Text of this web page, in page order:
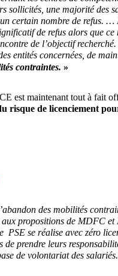
sollicités, une majorité des
certain nombre de refus. …
de refus alors que ce
de l’objectif recherché.
entités concernées, de
contraintes. »
est maintenant tout à fait
risque de licenciement
des mobilités
propositions de MDFC
PSE se réalise avec zéro
prendre leurs
de volontariat des